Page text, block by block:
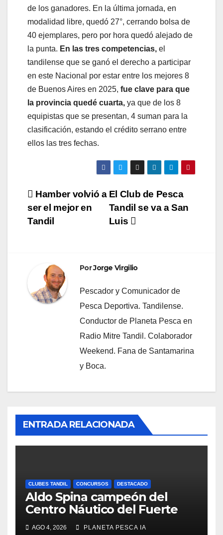
de los ganadores. En la última jornada, en
modalidad libre, quedó 27°, cerrando bolsa de
40 ejemplares, pero por hora quedó alejado de
la punta. En las tres competencias, el
tandilense que se ganó el derecho a participar
en este Nacional por estar entre los mejores 8
de Buenos Aires en 2025, fue clave para que
la provincia quedé cuarta, ya que de los 8
equipistas que se presentan, 4 suman para la
clasificación, estando el crédito serrano entre
ellos las tres fechas.
Navegación
de
El Club de Pesca
Tandil se va a San
Luis
Hamber volvió a
ser el mejor en
Tandil
PorJorge Virgilio
Pescador y Comunicador de
Pesca Deportiva. Tandilense.
Conductor de Planeta Pesca en
Radio Mitre Tandil. Colaborador
Weekend. Fana de Santamarina
y Boca.
ENTRADA RELACIONADA
CLUBES TANDIL CONCURSOS DESTACADO
Aldo Spina campeón del
Centro Náutico del Fuerte
AGO 4, 2026 PLANETA PESCA IA